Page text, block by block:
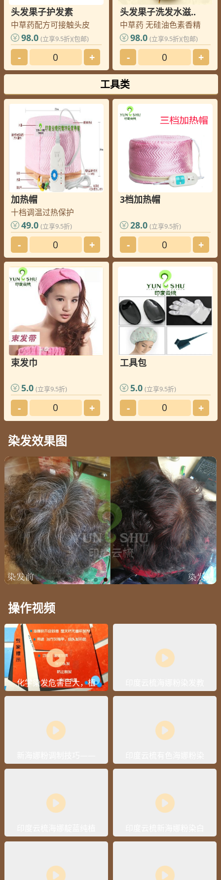
头发果子护发素
中草药配方可接触头皮
98.0 (立享9.5折)(包邮)
- +
头发果子洗发水滋..
中草药 无硅油色素香精
98.0 (立享9.5折)(包邮)
- +
工具类
加热帽
十档调温过热保护
49.0 (立享9.5折)
- +
3档加热帽
28.0 (立享9.5折)
- +
束发巾
5.0 (立享9.5折)
- +
工具包
5.0 (立享9.5折)
- +
染发效果图
操作视频
化学染发危害巨大，植
物染发又真的靠谱吗？
学视频
如何快速调制无颗粒海
发操作流程视频
物白发染黑操作流程视
发操作流程视频